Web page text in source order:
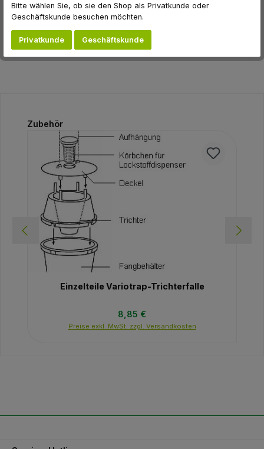
Lymantria monacha - Grüner Eichenwickler Tortix viridana -
Kleine…Mehr
Bewertungen
Produktgalerie überspringen
Zubehör
Einzelteile Variotrap-Trichterfalle
Regulärer Preis:
8,85 €
Preise exkl. MwSt. zzgl. Versandkosten
Bitte wählen Sie, ob sie den Shop als Privatkunde oder
Geschäftskunde besuchen möchten.
Privatkunde Geschäftskunde